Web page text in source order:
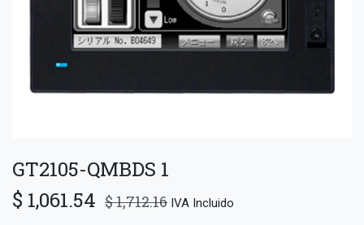
GT2105-QMBDS 1
$ 1,061.54 $1,712.16 IVA Incluido